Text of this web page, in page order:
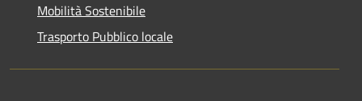
Mobilità Sostenibile
Trasporto Pubblico locale